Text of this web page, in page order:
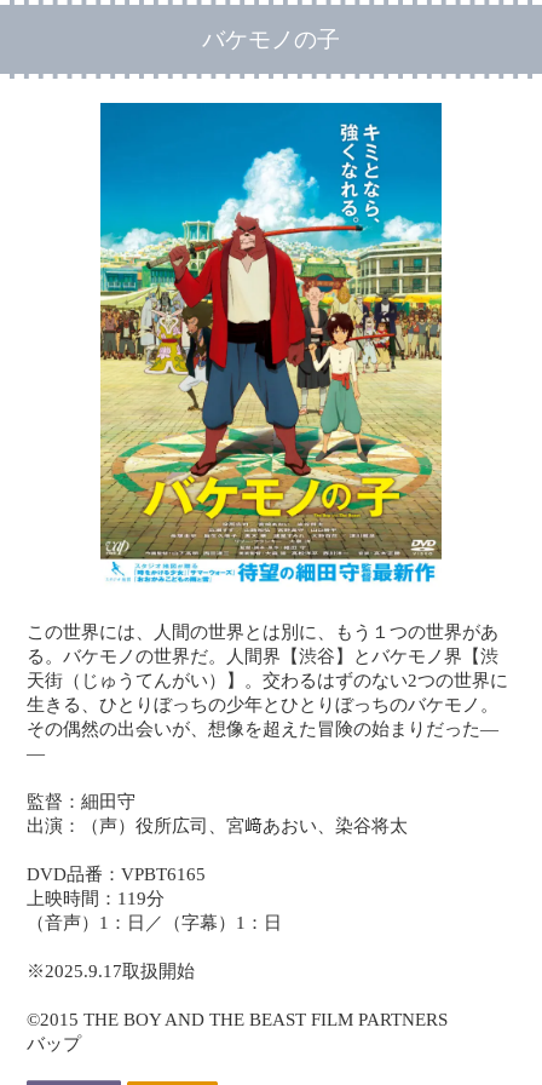
バケモノの子
この世界には、人間の世界とは別に、もう１つの世界があ
る。バケモノの世界だ。人間界【渋谷】とバケモノ界【渋
天街（じゅうてんがい）】。交わるはずのない2つの世界に
生きる、ひとりぼっちの少年とひとりぼっちのバケモノ。
その偶然の出会いが、想像を超えた冒険の始まりだった―
―
監督：細田守
出演：（声）役所広司、宮﨑あおい、染谷将太
DVD品番：VPBT6165
上映時間：119分
（音声）1：日／（字幕）1：日
※2025.9.17取扱開始
©2015 THE BOY AND THE BEAST FILM PARTNERS
バップ